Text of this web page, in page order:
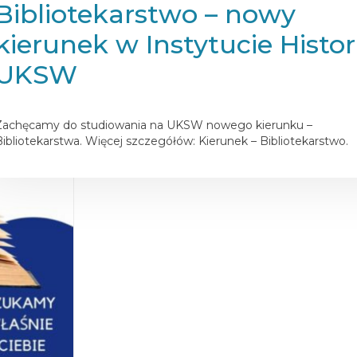
– nowy
w Instytucie
do studiowania na UKSW nowego kierunku –
Więcej szczegółów: Kierunek – Bibliotekarstwo.